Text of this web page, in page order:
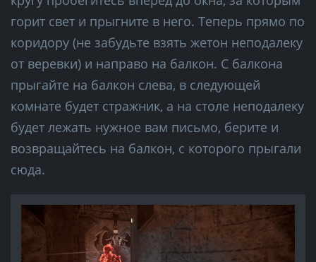
горит свет и прыгните в него. Теперь прямо по
коридору (не забудьте взять жетон неподалеку
от веревки) и направо на балкон. С балкона
прыгайте на балкон слева, в следующей
комнате будет стражник, а на столе неподалеку
будет лежать нужное вам письмо, берите и
возвращайтесь на балкон, с которого прыгали
сюда.